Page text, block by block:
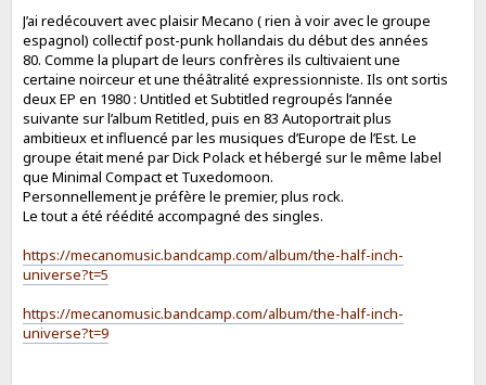
J’ai redécouvert avec plaisir Mecano ( rien à voir avec le groupe
espagnol) collectif post-punk hollandais du début des années
80. Comme la plupart de leurs confrères ils cultivaient une
certaine noirceur et une théâtralité expressionniste. Ils ont sortis
deux EP en 1980 : Untitled et Subtitled regroupés l’année
suivante sur l’album Retitled, puis en 83 Autoportrait plus
ambitieux et influencé par les musiques d’Europe de l’Est. Le
groupe était mené par Dick Polack et hébergé sur le même label
que Minimal Compact et Tuxedomoon.
Personnellement je préfère le premier, plus rock.
Le tout a été réédité accompagné des singles.
https://mecanomusic.bandcamp.com/album/the-half-inch-
universe?t=5
https://mecanomusic.bandcamp.com/album/the-half-inch-
universe?t=9